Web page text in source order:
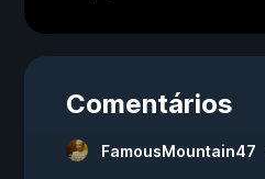
Comentários
FamousMountain47